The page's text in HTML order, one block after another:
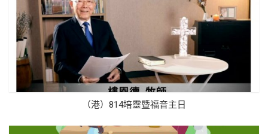
（港）814培靈暨福音主日